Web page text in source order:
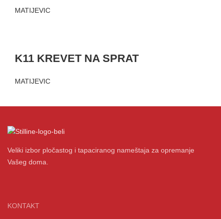
MATIJEVIC
K11 KREVET NA SPRAT
MATIJEVIC
Veliki izbor pločastog i tapaciranog nameštaja za opremanje
Vašeg doma.
KONTAKT